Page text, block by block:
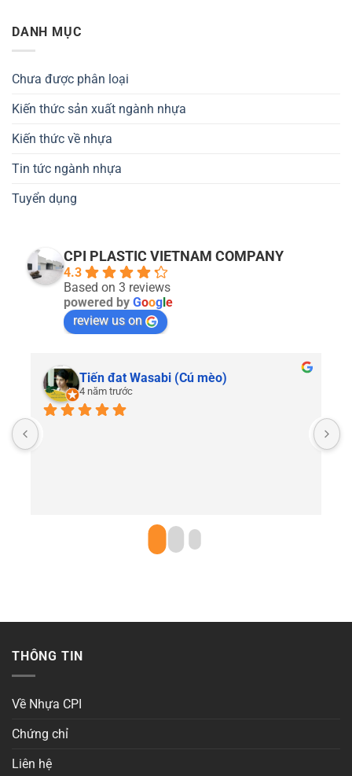
DANH MỤC
Chưa được phân loại
Kiến thức sản xuất ngành nhựa
Kiến thức về nhựa
Tin tức ngành nhựa
Tuyển dụng
CPI PLASTIC VIETNAM COMPANY
4.3
Based on 3 reviews
powered by Goog e
review us on
Tiến đat Wasabi (Cú mèo)
4 năm trước
THÔNG TIN
Về Nhựa CPI
Chứng chỉ
Liên hệ